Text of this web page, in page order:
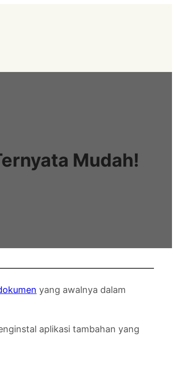
Mudah!
yang awalnya dalam
aplikasi tambahan yang